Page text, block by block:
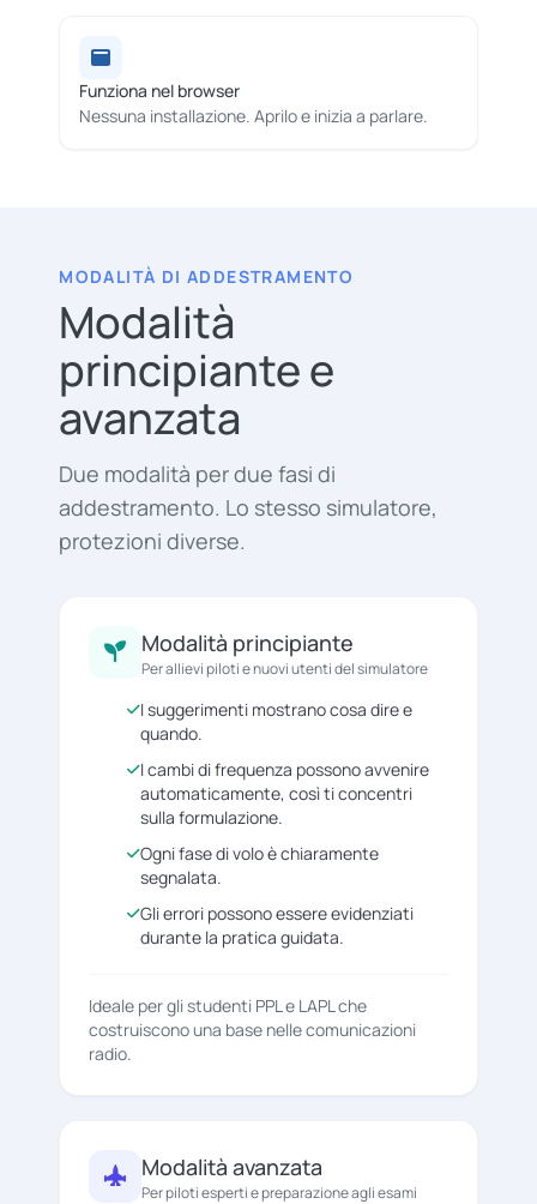
Funziona nel browser
Nessuna installazione. Aprilo e inizia a parlare.
MODALITÀ DI ADDESTRAMENTO
Modalità
principiante e
avanzata
Due modalità per due fasi di
addestramento. Lo stesso simulatore,
protezioni diverse.
Modalità principiante
Per allievi piloti e nuovi utenti del simulatore
I suggerimenti mostrano cosa dire e
quando.
I cambi di frequenza possono avvenire
automaticamente, così ti concentri
sulla formulazione.
Ogni fase di volo è chiaramente
segnalata.
Gli errori possono essere evidenziati
durante la pratica guidata.
Ideale per gli studenti PPL e LAPL che
costruiscono una base nelle comunicazioni
radio.
Modalità avanzata
Per piloti esperti e preparazione agli esami